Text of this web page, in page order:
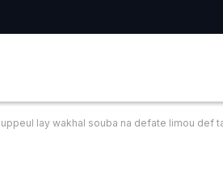
lay wakhal souba na defate limou def